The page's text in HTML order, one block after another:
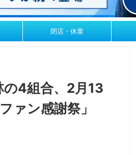
閉店・休業
の4組合、2月13
ァン感謝祭」